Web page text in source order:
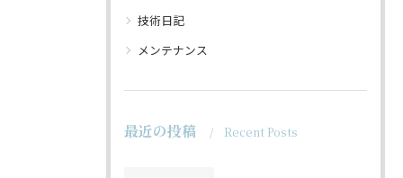
技術日記
メンテナンス
最近の投稿 Recent Posts